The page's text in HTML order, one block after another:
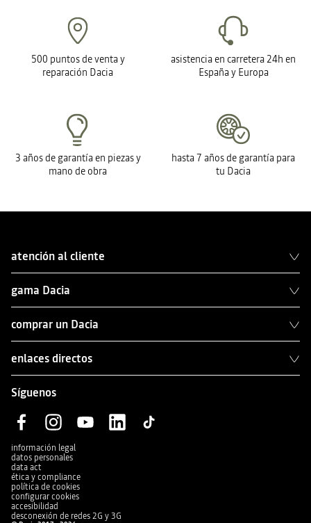
500 puntos de venta y
reparación Dacia
asistencia en carretera 24h en
España y Europa
3 años de garantía en piezas y
mano de obra
hasta 7 años de garantía para
tu Dacia
atención al cliente
gama Dacia
comprar un Dacia
enlaces directos
Síguenos
información legal
datos personales
data act
ética y compliance
política de cookies
configurar cookies
accesibilidad
desconexión de redes 2G y 3G